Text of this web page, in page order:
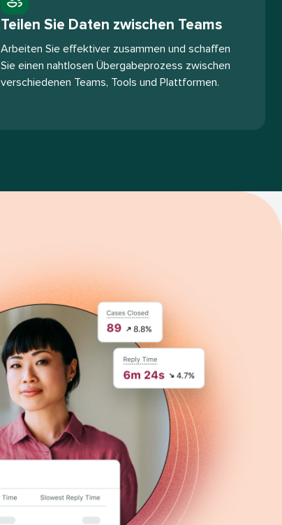
Teilen Sie Daten zwischen Teams​​
Arbeiten Sie effektiver zusammen und schaffen
Sie einen nahtlosen Übergabeprozess zwischen
verschiedenen Teams, Tools und Plattformen.​​